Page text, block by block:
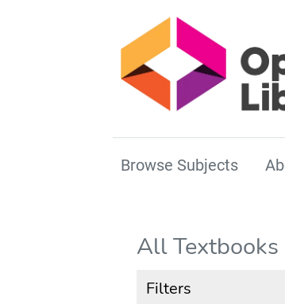
Browse Subjects
All Textbooks
Filters